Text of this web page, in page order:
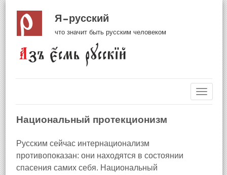
Я русский
что значит быть русским человеком
Национальный протекционизм
Русским сейчас интернационализм
противопоказан: они находятся в состоянии
спасения самих себя. Национальный